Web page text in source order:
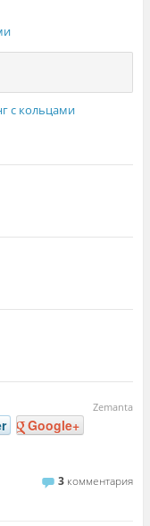
с кольцами
Zemanta
Google+
3 комментария